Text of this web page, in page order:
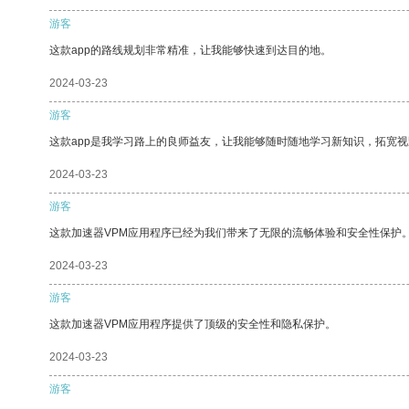
游客
这款app的路线规划非常精准，让我能够快速到达目的地。
2024-03-23
游客
这款app是我学习路上的良师益友，让我能够随时随地学习新知识，拓宽
2024-03-23
游客
这款加速器VPM应用程序已经为我们带来了无限的流畅体验和安全性保护
2024-03-23
游客
这款加速器VPM应用程序提供了顶级的安全性和隐私保护。
2024-03-23
游客